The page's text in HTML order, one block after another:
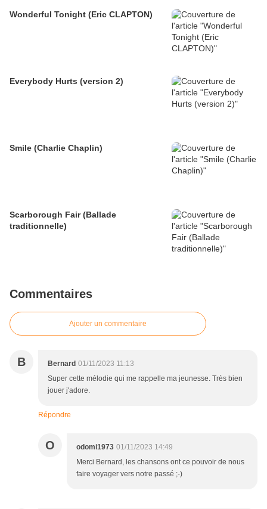
Wonderful Tonight (Eric CLAPTON)
Everybody Hurts (version 2)
Smile (Charlie Chaplin)
Scarborough Fair (Ballade
traditionnelle)
Commentaires
Ajouter un commentaire
B Bernard 01/11/2023 11:13
Super cette mélodie qui me rappelle ma jeunesse. Très bien
jouer j'adore.
Répondre
O odomi1973 01/11/2023 14:49
Merci Bernard, les chansons ont ce pouvoir de nous
faire voyager vers notre passé ;-)